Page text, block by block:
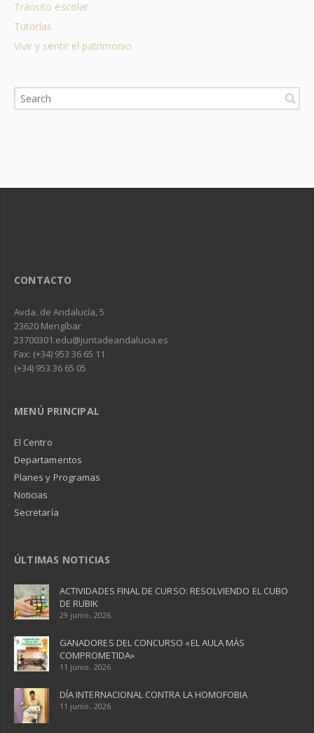
Tránsito escolar
Tutorías
Vivir y sentir el patrimonio
CONTACTO
Avda. de Andalucía, 5
23620 Mengíbar
23700301.edu@juntadeandalucia.es
Fax: (+34) 953 36 65 11
(+34) 953 36 65 05
MENÚ PRINCIPAL
El Centro
Departamentos
Planes y Programas
Noticias
Secretaría
ÚLTIMAS NOTICIAS
ACTIVIDADES FINAL DE CURSO: RESOLVIENDO EL CUBO
DE RUBIK
29 junio, 2026
GANADORES DEL CONCURSO «EL AULA MÁS
COMPROMETIDA»
11 junio, 2026
DÍA INTERNACIONAL CONTRA LA HOMOFOBIA
11 junio, 2026